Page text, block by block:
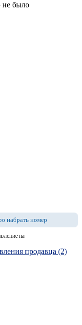
не было
набрать номер
на
продавца (2)